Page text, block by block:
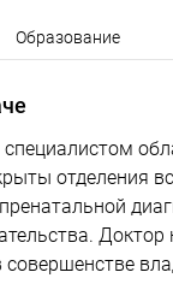
Образование
специалистом
отделения
совершенстве